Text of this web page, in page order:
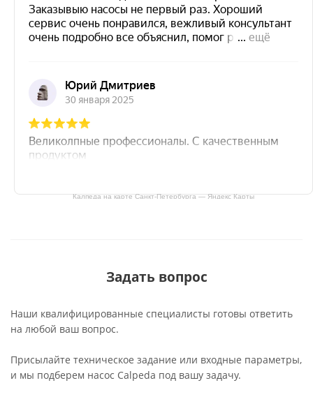
Калпеда на карте Санкт‑Петербурга — Яндекс Карты
Задать вопрос
Наши квалифицированные специалисты готовы ответить
на любой ваш вопрос.
Присылайте техническое задание или входные параметры,
и мы подберем насос Calpeda под вашу задачу.